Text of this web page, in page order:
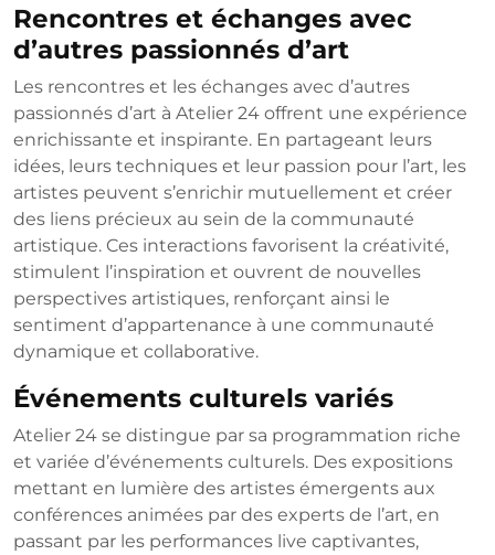
Rencontres et échanges avec
d’autres passionnés d’art
Les rencontres et les échanges avec d’autres
passionnés d’art à Atelier 24 offrent une expérience
enrichissante et inspirante. En partageant leurs
idées, leurs techniques et leur passion pour l’art, les
artistes peuvent s’enrichir mutuellement et créer
des liens précieux au sein de la communauté
artistique. Ces interactions favorisent la créativité,
stimulent l’inspiration et ouvrent de nouvelles
perspectives artistiques, renforçant ainsi le
sentiment d’appartenance à une communauté
dynamique et collaborative.
Événements culturels variés
Atelier 24 se distingue par sa programmation riche
et variée d’événements culturels. Des expositions
mettant en lumière des artistes émergents aux
conférences animées par des experts de l’art, en
passant par les performances live captivantes,